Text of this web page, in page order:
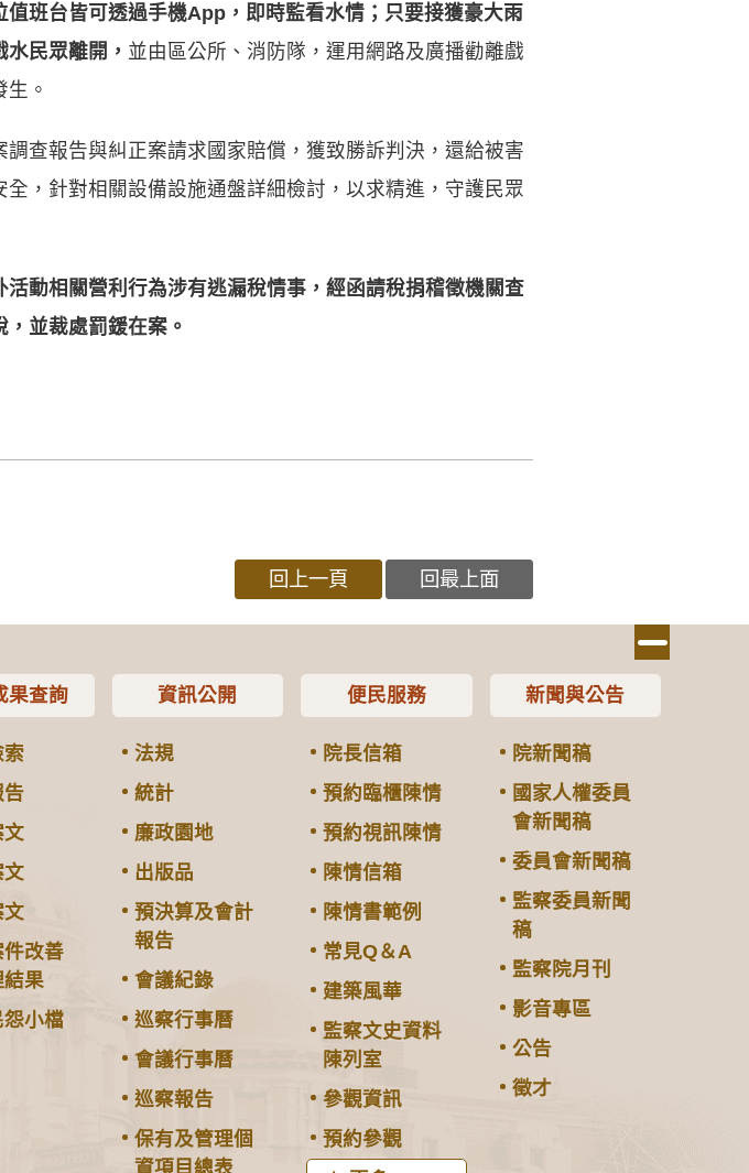
值班台皆可透過手機App ，即時監看水情；只要接獲豪大雨
民眾離開， 並由區公所、消防隊，運用網路及廣播勸離戲
。
查報告與糾正案請求國家賠償，獲致勝訴判決，還給被害
，針對相關設備設施通盤詳細檢討，以求精進，守護民眾
活動相關營利行為涉有逃漏稅情事，經函請稅捐稽徵機關查
，並裁處罰鍰在案 。
回上一頁 回最上面
果查詢
索
告
文
文
文
件改善
結果
小檔
資訊公開
法規
統計
廉政園地
出版品
預決算及會計
報告
會議紀錄
巡察行事曆
會議行事曆
巡察報告
保有及管理個
資項目總表
便民服務
院長信箱
預約臨櫃陳情
預約視訊陳情
陳情信箱
陳情書範例
常見Q＆A
建築風華
監察文史資料
陳列室
參觀資訊
預約參觀
新聞與公告
院新聞稿
國家人權委員
會新聞稿
委員會新聞稿
監察委員新聞
稿
監察院月刊
影音專區
公告
徵才